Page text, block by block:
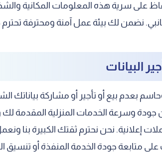
على سرية هذه المعلومات المكانية
نضمن لك بيئة عمل آمنة ومحترفة تحترم
البيانات
بعدم بيع أو تأجير أو مشاركة بياناتك
وسرعة الخدمات المنزلية المقدمة لك
إعلانية. نحن نحترم ثقتك الكبيرة بنا
على متابعة جودة الخدمة المنفذة أو